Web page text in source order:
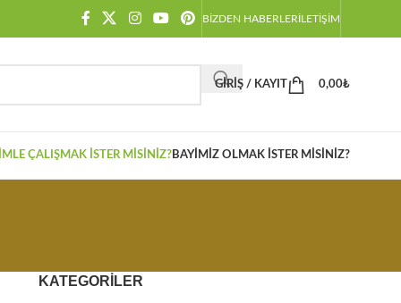
BIZDEN HABERLERİLETIŞIM
GIRIŞ / KAYIT 0,00₺
ÇALIŞMAK İSTER MISINIZ?BAYIMIZ OLMAK İSTER MISINIZ?
KATEGORILER